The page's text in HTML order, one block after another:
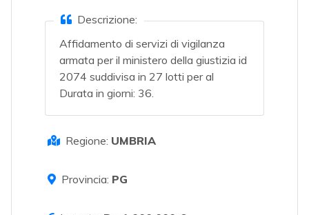
Descrizione:
Affidamento di servizi di vigilanza
armata per il ministero della giustizia id
2074 suddivisa in 27 lotti per al
Durata in giorni: 36.
Regione: UMBRIA
Provincia: PG